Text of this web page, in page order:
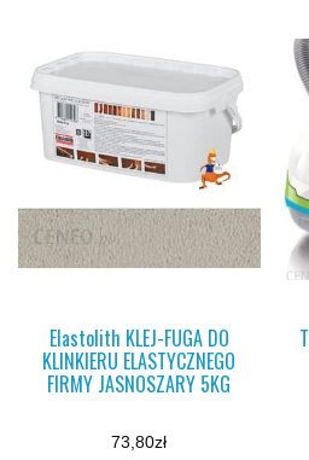
Elastolith KLEJ-FUGA DO
KLINKIERU ELASTYCZNEGO
FIRMY JASNOSZARY 5KG
73,80zł